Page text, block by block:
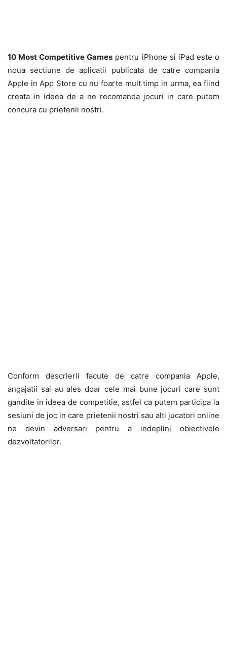
10 Most Competitive Games pentru iPhone si iPad este o
noua sectiune de aplicatii publicata de catre compania
Apple in App Store cu nu foarte mult timp in urma, ea fiind
creata in ideea de a ne recomanda jocuri in care putem
concura cu prietenii nostri.
Conform descrierii facute de catre compania Apple,
angajatii sai au ales doar cele mai bune jocuri care sunt
gandite in ideea de competitie, astfel ca putem participa la
sesiuni de joc in care prietenii nostri sau alti jucatori online
ne devin adversari pentru a indeplini obiectivele
dezvoltatorilor.